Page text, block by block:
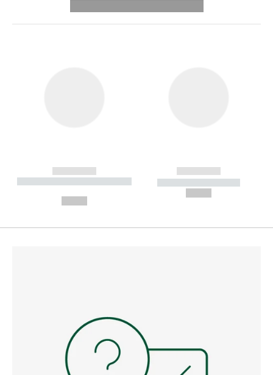
------------
----------- ----------- --------
------------
----------- -----------